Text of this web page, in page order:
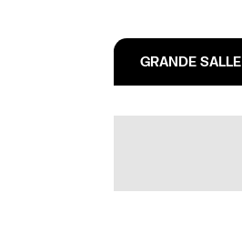
GRANDE SALLE